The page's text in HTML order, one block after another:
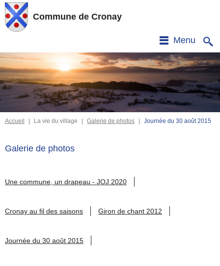
Commune de Cronay
Menu
Accueil | La vie du village | Galerie de photos | Journée du 30 août 2015
Galerie de photos
Une commune, un drapeau - JOJ 2020
Cronay au fil des saisons Giron de chant 2012
Journée du 30 août 2015